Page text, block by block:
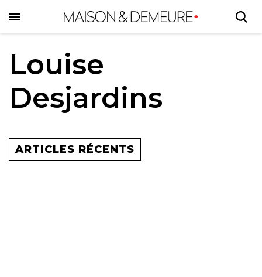
to
main
content
Louise
Desjardins
ARTICLES RÉCENTS